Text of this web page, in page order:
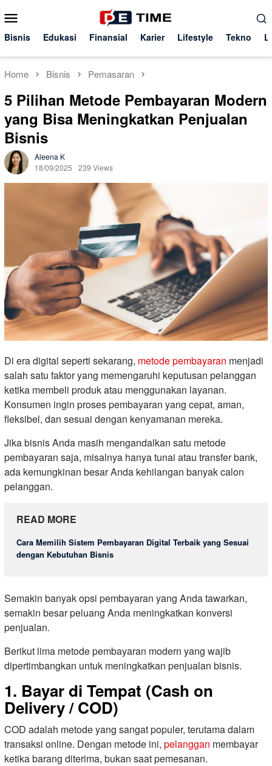
to
contentMenu
Bisnis Edukasi Finansial Karier Lifestyle Tekno
Home Bisnis Pemasaran
5 Pilihan Metode Pembayaran Modern
yang Bisa Meningkatkan Penjualan
Bisnis
Aleena K
18/09/2025
239 Views
Di era digital seperti sekarang, metode pembayaran menjadi
salah satu faktor yang memengaruhi keputusan pelanggan
ketika membeli produk atau menggunakan layanan.
Konsumen ingin proses pembayaran yang cepat, aman,
fleksibel, dan sesuai dengan kenyamanan mereka.
Jika bisnis Anda masih mengandalkan satu metode
pembayaran saja, misalnya hanya tunai atau transfer bank,
ada kemungkinan besar Anda kehilangan banyak calon
pelanggan.
READ MORE
Cara Memilih Sistem Pembayaran Digital Terbaik yang Sesuai
dengan Kebutuhan Bisnis
Semakin banyak opsi pembayaran yang Anda tawarkan,
semakin besar peluang Anda meningkatkan konversi
penjualan.
Berikut lima metode pembayaran modern yang wajib
dipertimbangkan untuk meningkatkan penjualan bisnis.
1. Bayar di Tempat (Cash on
Delivery / COD)
COD adalah metode yang sangat populer, terutama dalam
transaksi online. Dengan metode ini, pelanggan membayar
ketika barang diterima, bukan saat pemesanan.